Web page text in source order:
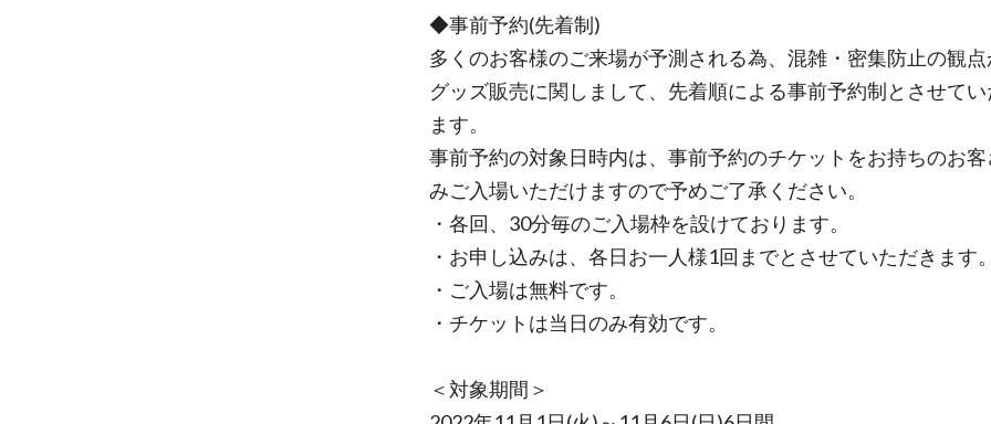
◆事前予約(先着制)
多くのお客様のご来場が予測される為、混雑・密集防止の観点
グッズ販売に関しまして、先着順による事前予約制とさせてい
ます。
事前予約の対象日時内は、事前予約のチケットをお持ちのお
みご入場いただけますので予めご了承ください。
・各回、30分毎のご入場枠を設けております。
・お申し込みは、各日お一人様1回までとさせていただきます。
・ご入場は無料です。
・チケットは当日のみ有効です。
＜対象期間＞